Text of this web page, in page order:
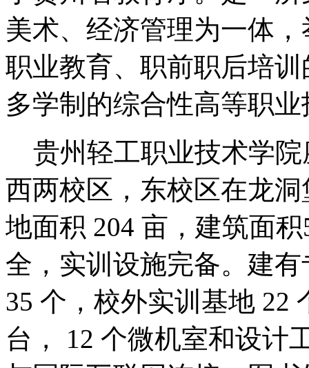
美术、经济管理为一体
职业教育、职前职后培
多学制的综合性高等职
贵州轻工职业技术学院
西两校区，东校区在龙
地面积 204 亩，建筑面
全，实训设施完备。建
35 个，校外实训基地 22
台， 12 个微机室和设计